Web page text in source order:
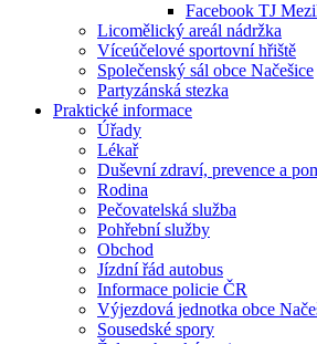
Facebook TJ
Licomělický areál nádržka
Víceúčelové sportovní hřiště
Společenský sál obce Načešice
Partyzánská stezka
Praktické informace
Úřady
Lékař
Duševní zdraví, prevence a
Rodina
Pečovatelská služba
Pohřební služby
Obchod
Jízdní řád autobus
Informace policie ČR
Výjezdová jednotka obce
Sousedské spory